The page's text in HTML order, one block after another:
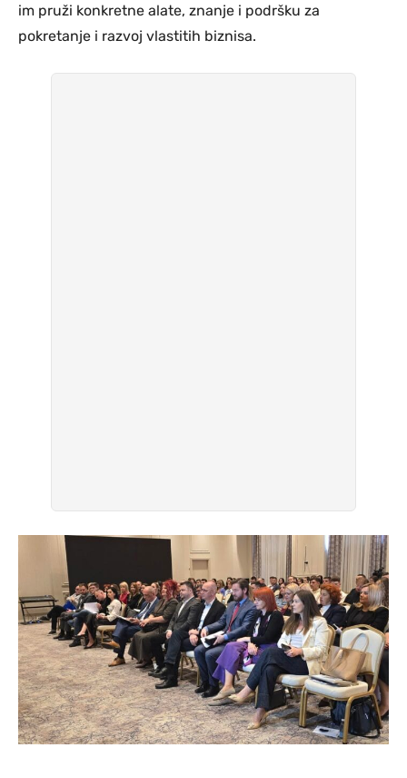
im pruži konkretne alate, znanje i podršku za
pokretanje i razvoj vlastitih biznisa.